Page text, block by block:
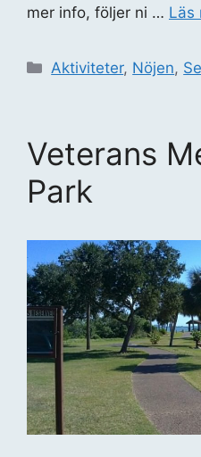
mer info, följer ni … Läs
Kategorier
Aktiviteter, Nöjen,
Veterans
Park